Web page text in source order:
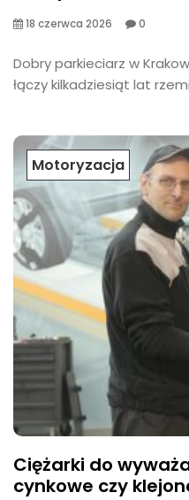
18 czerwca 2026 0
​Dobry parkieciarz w
łączy kilkadziesiąt lat
Motoryzacja
Ciężarki do
cynkowe czy